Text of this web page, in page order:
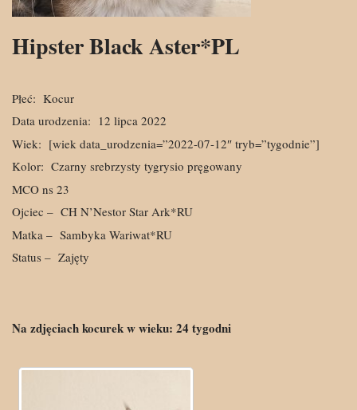
Hipster Black Aster*PL
Płeć: Kocur
Data urodzenia: 12 lipca 2022
Wiek: [wiek data_urodzenia=”2022-07-12″ tryb=”tygodnie”]
Kolor: Czarny srebrzysty tygrysio pręgowany
MCO ns 23
Ojciec – CH N’Nestor Star Ark*RU
Matka – Sambyka Wariwat*RU
Status – Zajęty
Na zdjęciach kocurek w wieku: 24 tygodni